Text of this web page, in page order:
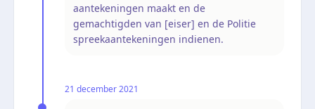
aantekeningen maakt en de
gemachtigden van [eiser] en de Politie
spreekaantekeningen indienen.
21 december 2021